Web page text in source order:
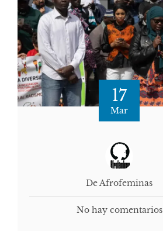
17
Mar
De Afrofeminas
No hay comentarios